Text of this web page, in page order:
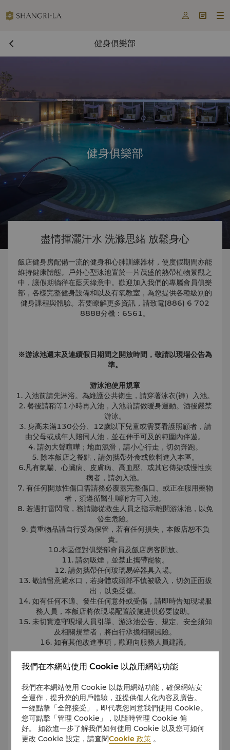
  
健身俱樂部
健身俱樂部
盡情揮灑汗水 洗滌思緒 放鬆身心
飯店健身房配備一流的健身和心肺訓練器材，使度假期間亦能
維持健康體態。戶外心型泳池置於一片茂盛的熱帶植物景觀之
中，讓假期徜徉在藍天綠意中。 歡迎加入我們的專屬會員俱樂
部，各樣完整健身設備和以及有氧教室，為您提供各種級別的
健身課程與體驗。若要瞭解更多資訊，請致電(886) 6 702
8888分機：6561。
※游泳池週末及連續假日期間之開放時間，敬請以現場公告為
準。
游泳池使用規章
1. 入池前請先淋浴。為維護公共衛生，請穿著泳衣(褲）入池。
2. 餐後請稍等1小時再入池，入池前請做暖身運動。酒後嚴禁
游泳。
3. 身高未滿130公分、12歲以下兒童或需要看護照顧者，請
由父母或成年人陪同人池，並在伸手可及的範圍內伴遊。
4. 請勿大聲喧嘩；地面濕滑，請小心行走，切勿奔跑。
5. 除本飯店之餐點，請勿攜帶外食或飲料進入本區。
6.凡有氣喘、心臟病、皮膚病、高血壓、或其它傳染或慢性疾
病者，請勿入池。
7. 有任何開放性傷口需請務必覆蓋完整傷口、或正在服用藥物
者，須遵循醫生囑咐方可入池。
8. 若遇打雷閃電，務請聽從救生人員之指示離開游泳池，以免
發生危險。
9. 貴重物品請自行妥為保管，若有任何損失，本飯店恕不負
責。
10.本區僅對俱樂部會員及飯店房客開放。
11. 請勿吸煙，並禁止攜帶寵物。
12. 請勿攜帶任何玻璃易碎器具入場。
13. 敬請留意濾水口，若身體或頭部不慎被吸入，切勿正面拔
出，以免受傷。
14. 如有任何不適、發生任何意外或受傷，請即時告知現場服
務人員，本飯店將依現場配置設施提供必要協助。
15. 未切實遵守現場人員引導、游泳池公告、規定、安全須知
及相關規章者，將自行承擔相關風險。
16. 如有其他改進事項，歡迎向服務人員建議。
三溫暖使用規範
1. 患有呼吸道、心血管或皮膚疾病者請勿入池，若有健康疑
慮，請先諮詢醫師。
2. 入池前謮先淋浴並配戴浴帽。
3. 請勿穿著泳裝或任何衣物入池，以維持水質衛生。
4. 使用時間建議5分鐘，並適當補充水分，避免身體脫水及血
管過度收縮，造成身體不適。
5. 12歲以下兒童禁止使用冷熱池、蒸氣室及烤箱，以確保安
我們在本網站使用 Cookie 以啟用網站功能
我們在本網站使用 Cookie 以啟用網站功能，確保網站安
全運作，提升您的用戶體驗，並提供個人化內容及廣告。
一經點擊「全部接受」，即代表您同意我們使用 Cookie。
您可點擊「管理 Cookie」，以隨時管理 Cookie 偏
好。 如欲進一步了解我們如何使用 Cookie 以及您可如何
更改 Cookie 設定，請查閱Cookie 政策 。